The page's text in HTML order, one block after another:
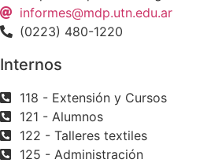
informes@mdp.utn.edu.ar
(0223) 480-1220
Internos
118 - Extensión y Cursos
121 - Alumnos
122 - Talleres textiles
125 - Administración